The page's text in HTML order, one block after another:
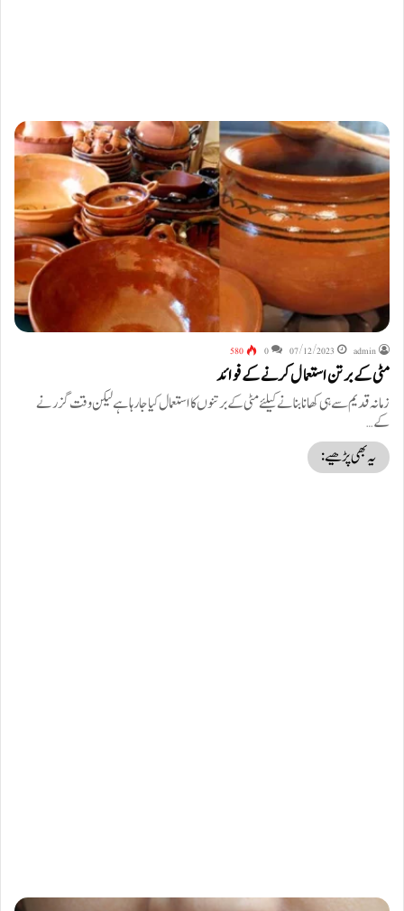
admin
07/12/2023
0
580
مٹی کے برتن استعمال کرنے کے فوائد
زمانہ قدیم سے ہی کھانا بنانے کیلئے مٹی کے برتنوں کا استعمال کیا جا رہا ہے لیکن وقت گزرنے
کے…
یہ بھی پڑھیے: